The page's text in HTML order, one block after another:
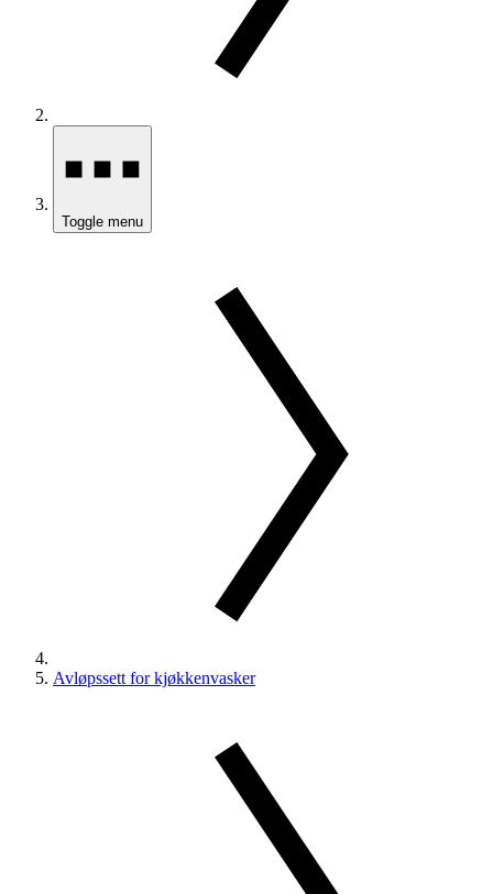
Toggle menu
Avløpssett for kjøkkenvasker